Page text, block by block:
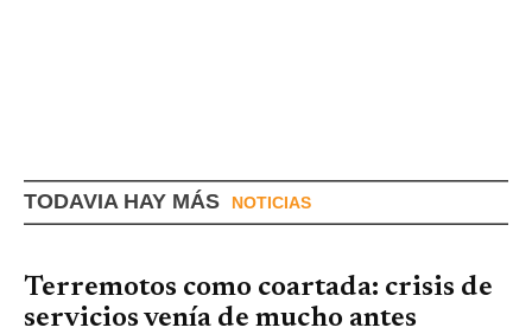
TODAVIA HAY MÁS NOTICIAS
Terremotos como coartada: crisis de
servicios venía de mucho antes